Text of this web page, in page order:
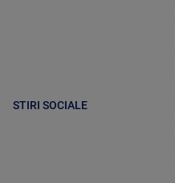
STIRI SOCIALE